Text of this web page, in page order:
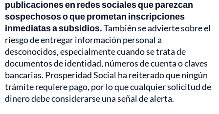
publicaciones en redes sociales que parezcan
sospechosos o que prometan inscripciones
inmediatas a subsidios.También se advierte sobre el
riesgo de entregar información personal a
desconocidos, especialmente cuando se trata de
documentos de identidad, números de cuenta o claves
bancarias. Prosperidad Social ha reiterado que ningún
trámite requiere pago, por lo que cualquier solicitud de
dinero debe considerarse una señal de alerta.